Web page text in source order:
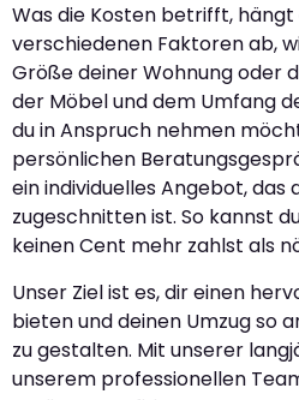
Was die Kosten betrifft, hängt
verschiedenen Faktoren ab,
Größe deiner Wohnung oder
der Möbel und dem Umfang
du in Anspruch nehmen
persönlichen
ein individuelles Angebot, das
zugeschnitten ist. So kannst
keinen Cent mehr zahlst als
Unser Ziel ist es, dir einen
bieten und deinen Umzug so
zu gestalten. Mit unserer
unserem professionellen